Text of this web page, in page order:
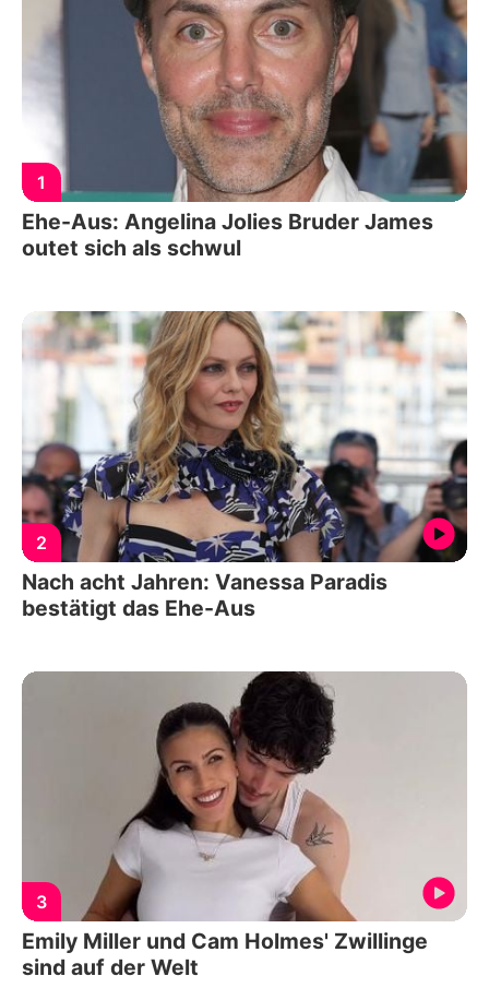
1
Ehe-Aus: Angelina Jolies Bruder James
outet sich als schwul
2
Nach acht Jahren: Vanessa Paradis
bestätigt das Ehe-Aus
3
Emily Miller und Cam Holmes' Zwillinge
sind auf der Welt